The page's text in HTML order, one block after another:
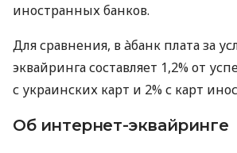
иностранных банков.
Для сравнения, в àбанк плата за
эквайринга составляет 1,2% от
с украинских карт и 2% с карт
Об интернет-эквайринге